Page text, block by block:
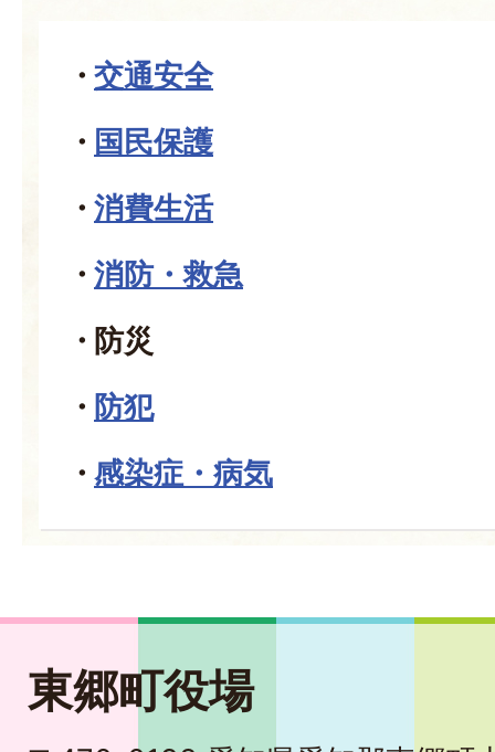
交通安全
国民保護
消費生活
消防・救急
防災
防犯
感染症・病気
東郷町役場